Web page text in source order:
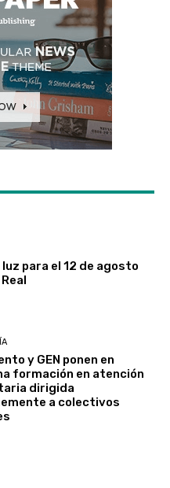
para el 12 de agosto
y GEN ponen en
formación en atención
dirigida
a colectivos